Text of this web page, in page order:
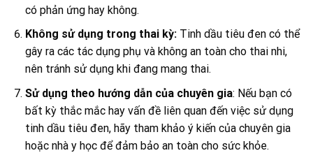
có phản ứng hay không.
Không sử dụng trong thai kỳ:Tinh dầu tiêu đen có thể
gây ra các tác dụng phụ và không an toàn cho thai nhi,
nên tránh sử dụng khi đang mang thai.
Sử dụng theo hướng dẫn của chuyên gia: Nếu bạn có
bất kỳ thắc mắc hay vấn đề liên quan đến việc sử dụng
tinh dầu tiêu đen, hãy tham khảo ý kiến của chuyên gia
hoặc nhà y học để đảm bảo an toàn cho sức khỏe.